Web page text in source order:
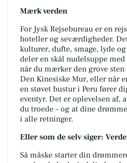
Mærk verden
For Jysk Rejsebureau er en
hoteller og seværdigheder.
kulturer, dufte, smage, lyde
deler en skål nudelsuppe
når du mærker den grove
Den Kinesiske Mur, eller når
en støvet bustur i Peru fører
eventyr. Det er oplevelsen af,
du troede – og at dine
i alle retninger.
Eller som de selv siger:
Så måske starter din